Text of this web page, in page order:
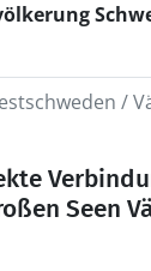
/
Seen